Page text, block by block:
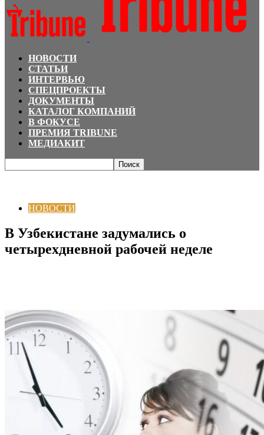
НОВОСТИ
СТАТЬИ
ИНТЕРВЬЮ
СПЕЦПРОЕКТЫ
ДОКУМЕНТЫ
КАТАЛОГ КОМПАНИЙ
В ФОКУСЕ
ПРЕМИЯ TRIBUNE
МЕДИАКИТ
НОВОСТИ
В Узбекистане задумались о
четырехдневной рабочей неделе